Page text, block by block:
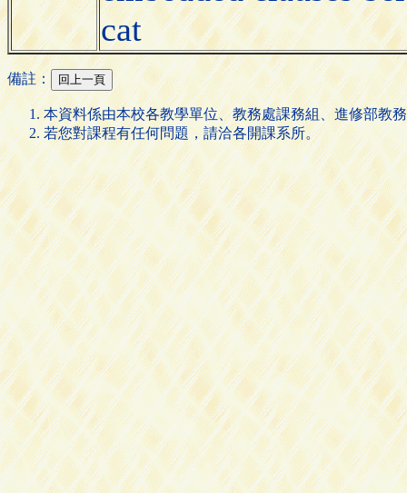
cat
備註：
本資料係由本校各教學單位、教務處課務組、進修部教
若您對課程有任何問題，請洽各開課系所。